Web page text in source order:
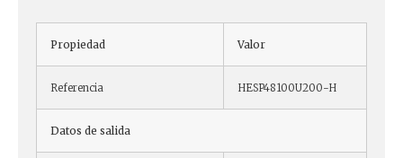
Propiedad Valor
Referencia HESP48100U200-H
Datos de salida